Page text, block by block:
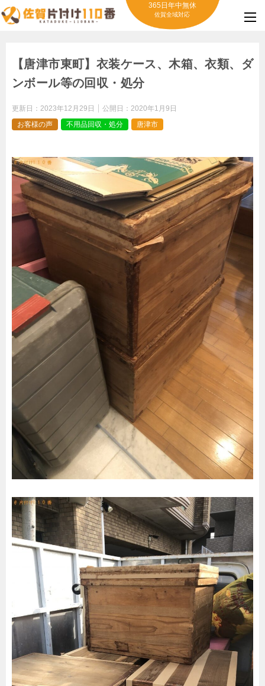
365日年中無休
佐賀全域対応
【唐津市東町】衣装ケース、木箱、衣類、ダ
ンボール等の回収・処分
更新日： 2023年12月29日 公開日： 2020年1月9日
お客様の声
不用品回収・処分 唐津市